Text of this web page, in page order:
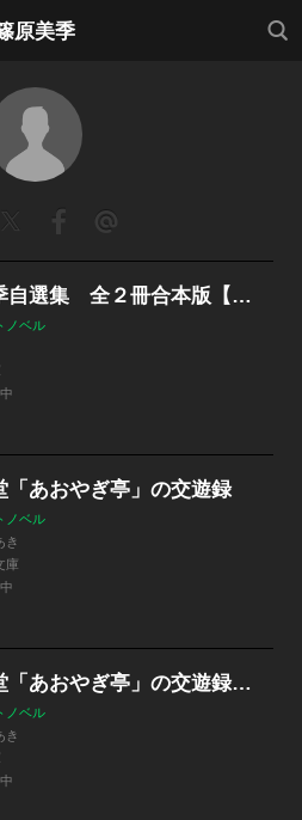
原美季
検索
篠原美季自選集 全２冊合本版【特典ＳＳ付き】
ノベル
「あおやぎ亭」の交遊録
ノベル
き
庫
幽冥食堂「あおやぎ亭」の交遊録 全２冊合本版 【電子特典付き】
ノベル
き